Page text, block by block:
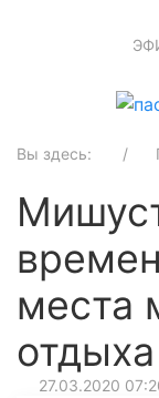
Вы здесь:
места
27.03.2020